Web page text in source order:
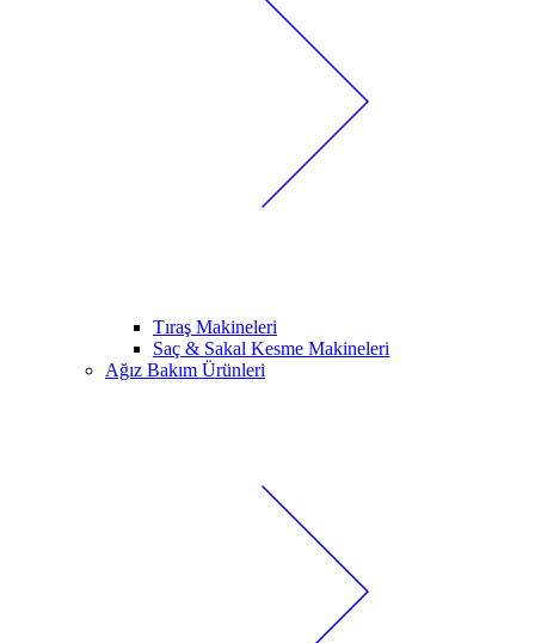
Tıraş Makineleri
Saç & Sakal Kesme Makineleri
Ağız Bakım Ürünleri